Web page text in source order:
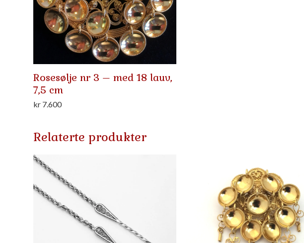
Rosesølje nr 3 – med 18 lauv,
7,5 cm
kr 7.600
Relaterte produkter